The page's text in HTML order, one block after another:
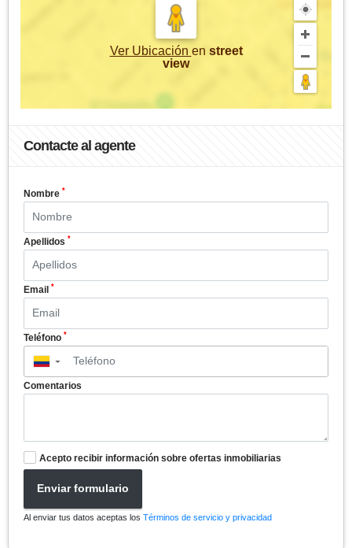
Ver Ubicación en street
view
Contacte al agente
Nombre *
Apellidos *
Email *
Teléfono *
▼
Comentarios
Acepto recibir información sobre ofertas inmobiliarias
Enviar formulario
Al enviar tus datos aceptas los Términos de servicio y privacidad